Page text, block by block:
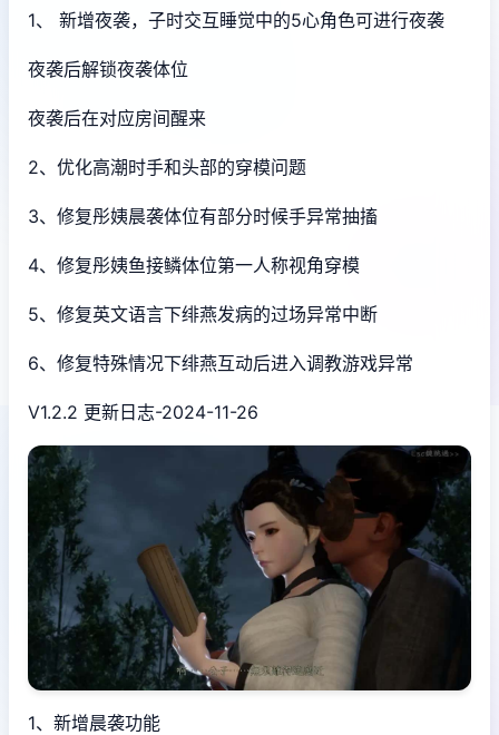
1、 新增夜袭，子时交互睡觉中的5心角色可进行夜袭
夜袭后解锁夜袭体位
夜袭后在对应房间醒来
2、优化高潮时手和头部的穿模问题
3、修复彤姨晨袭体位有部分时候手异常抽搐
4、修复彤姨鱼接鳞体位第一人称视角穿模
5、修复英文语言下绯燕发病的过场异常中断
6、修复特殊情况下绯燕互动后进入调教游戏异常
V1.2.2 更新日志-2024-11-26
1、新增晨袭功能